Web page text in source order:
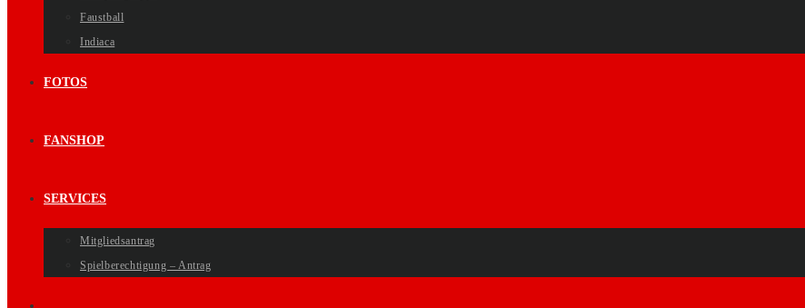
Faustball
Indiaca
FOTOS
FANSHOP
SERVICES
Mitgliedsantrag
Spielberechtigung – Antrag